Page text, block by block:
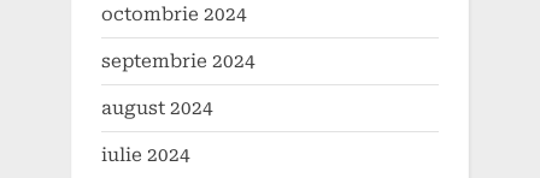
octombrie 2024
septembrie 2024
august 2024
iulie 2024